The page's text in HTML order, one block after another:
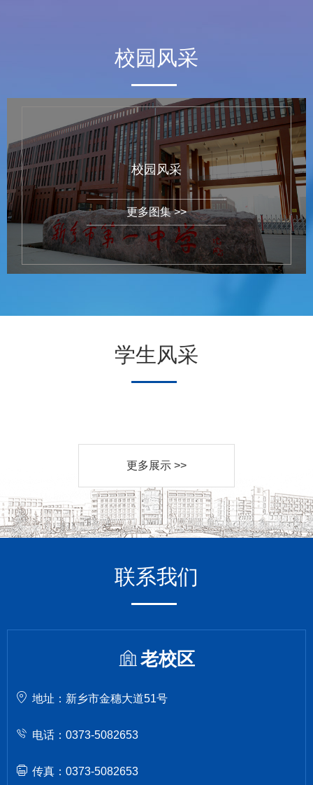
校园风采
校园风采
更多图集 >>
学生风采
更多展示 >>
联系我们
老校区
地址：新乡市金穗大道51号
电话：0373-5082653
传真：0373-5082653